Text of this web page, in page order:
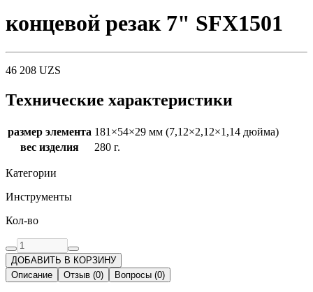
концевой резак 7" SFX1501
46 208 UZS
Технические характеристики
размер элемента 181×54×29 мм (7,12×2,12×1,14 дюйма)
вес изделия
280 г.
Категории
Инструменты
Кол-во
ДОБАВИТЬ В КОРЗИНУ
Описание
Отзыв (0) Вопросы (0)